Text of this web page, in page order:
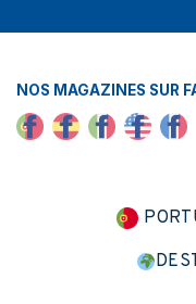
to
NOS MAGAZINES SUR